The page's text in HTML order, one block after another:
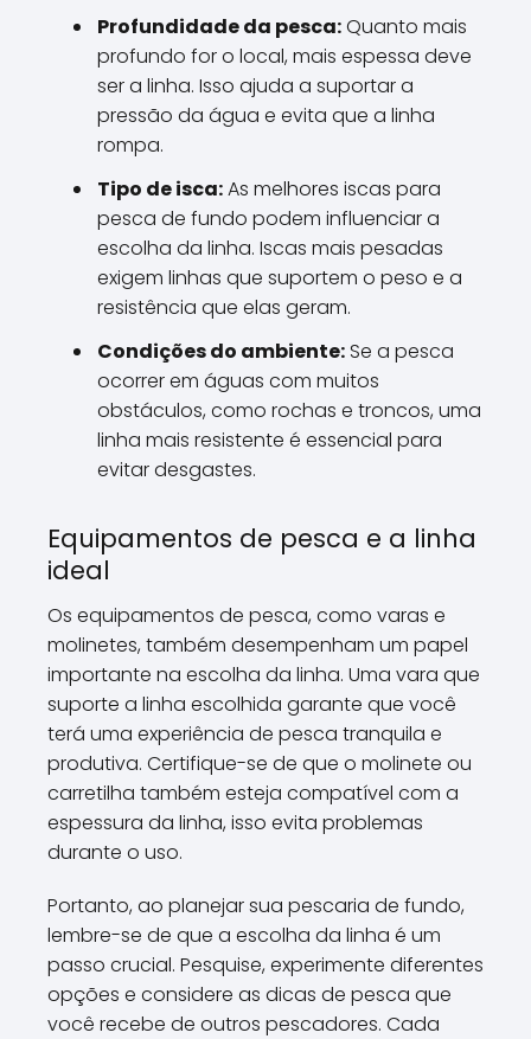
Profundidade da pesca:Quanto mais
profundo for o local, mais espessa deve
ser a linha. Isso ajuda a suportar a
pressão da água e evita que a linha
rompa.
Tipo de isca:As melhores iscas para
pesca de fundo podem influenciar a
escolha da linha. Iscas mais pesadas
exigem linhas que suportem o peso e a
resistência que elas geram.
Condições do ambiente:Se a pesca
ocorrer em águas com muitos
obstáculos, como rochas e troncos, uma
linha mais resistente é essencial para
evitar desgastes.
Equipamentos de pesca e a linha
ideal
Os equipamentos de pesca, como varas e
molinetes, também desempenham um papel
importante na escolha da linha. Uma vara que
suporte a linha escolhida garante que você
terá uma experiência de pesca tranquila e
produtiva. Certifique-se de que o molinete ou
carretilha também esteja compatível com a
espessura da linha, isso evita problemas
durante o uso.
Portanto, ao planejar sua pescaria de fundo,
lembre-se de que a escolha da linha é um
passo crucial. Pesquise, experimente diferentes
opções e considere as dicas de pesca que
você recebe de outros pescadores. Cada